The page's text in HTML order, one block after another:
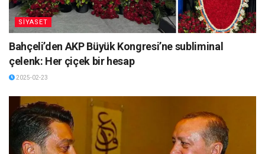
SİYASET
Bahçeli’den AKP Büyük Kongresi’ne subliminal
çelenk: Her çiçek bir hesap
2025-02-23